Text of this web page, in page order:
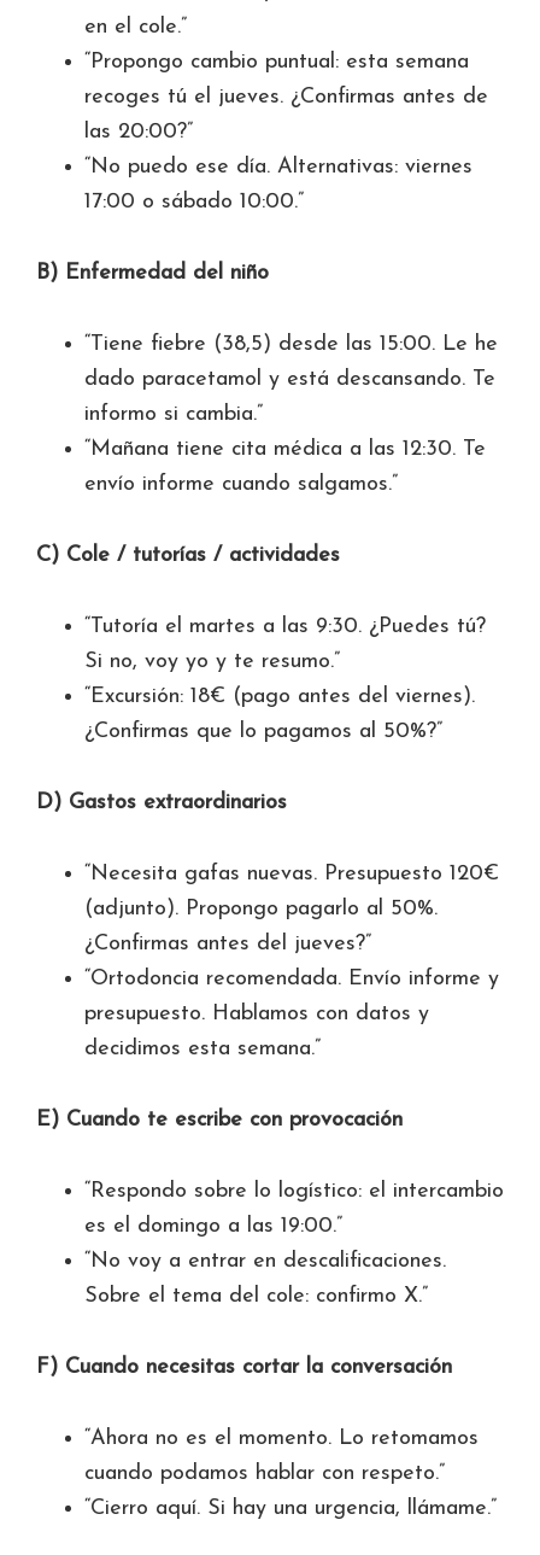
en el cole.”
“Propongo cambio puntual: esta semana
recoges tú el jueves. ¿Confirmas antes de
las 20:00?”
“No puedo ese día. Alternativas: viernes
17:00 o sábado 10:00.”
B) Enfermedad del niño
“Tiene fiebre (38,5) desde las 15:00. Le he
dado paracetamol y está descansando. Te
informo si cambia.”
“Mañana tiene cita médica a las 12:30. Te
envío informe cuando salgamos.”
C) Cole / tutorías / actividades
“Tutoría el martes a las 9:30. ¿Puedes tú?
Si no, voy yo y te resumo.”
“Excursión: 18€ (pago antes del viernes).
¿Confirmas que lo pagamos al 50%?”
D) Gastos extraordinarios
“Necesita gafas nuevas. Presupuesto 120€
(adjunto). Propongo pagarlo al 50%.
¿Confirmas antes del jueves?”
“Ortodoncia recomendada. Envío informe y
presupuesto. Hablamos con datos y
decidimos esta semana.”
E) Cuando te escribe con provocación
“Respondo sobre lo logístico: el intercambio
es el domingo a las 19:00.”
“No voy a entrar en descalificaciones.
Sobre el tema del cole: confirmo X.”
F) Cuando necesitas cortar la conversación
“Ahora no es el momento. Lo retomamos
cuando podamos hablar con respeto.”
“Cierro aquí. Si hay una urgencia, llámame.”